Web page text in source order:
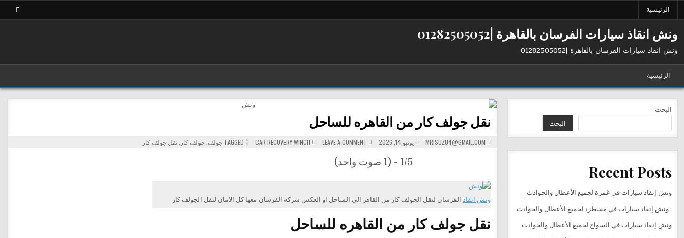
الرئيسية
ونش انقاذ سيارات الفرسان بالقاهرة |01282505052
ونش انقاذ سيارات الفرسان بالقاهرة |01282505052
الرئيسية
نقل جولف كار من القاهره للساحل
MRISUZU4@GMAIL.COM يونيو 14, 2026 LEAVE A COMMENT
ON
نقل
POSTED
IN
CAR RECOVERY WINCH جولف ,جولف كار ,نقل جولف كار
1/5 - (1 صوت واحد)
ونش انقاذ الفرسان لنقل الجولف كار من القاهر الي الساحل او العكس شركه الفرسان معها كل الامان لنقل الجولف كار
نقل جولف كار من القاهره للساحل
البحث
البحث
Recent Posts
ونش إنقاذ سيارات في غمرة لجميع الأعطال والحوادث
: ونش إنقاذ سيارات في مسطرد لجميع الأعطال والحوادث
ونش إنقاذ سيارات في السواح لجميع الأعطال والحوادث